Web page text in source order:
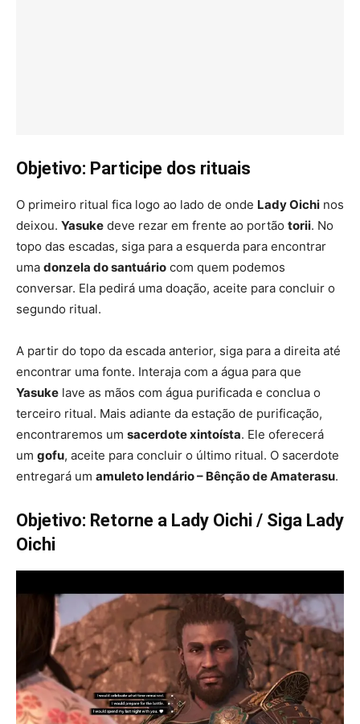
Objetivo: Participe dos rituais
O primeiro ritual fica logo ao lado de onde Lady Oichi nos
deixou. Yasuke deve rezar em frente ao portão torii. No
topo das escadas, siga para a esquerda para encontrar
uma donzela do santuário com quem podemos
conversar. Ela pedirá uma doação, aceite para concluir o
segundo ritual.
A partir do topo da escada anterior, siga para a direita até
encontrar uma fonte. Interaja com a água para que
Yasuke lave as mãos com água purificada e conclua o
terceiro ritual. Mais adiante da estação de purificação,
encontraremos um sacerdote xintoísta. Ele oferecerá
um gofu, aceite para concluir o último ritual. O sacerdote
entregará um amuleto lendário – Bênção de Amaterasu.
Objetivo: Retorne a Lady Oichi / Siga Lady
Oichi